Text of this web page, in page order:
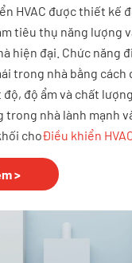
HVAC được thiết kế
tiêu thụ năng lượng
hiện đại. Chức năng
trong nhà bằng cách
độ ẩm và chất
trong nhà lành mạnh
choĐiều khiển
>